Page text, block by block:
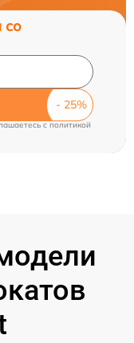
со
c политикой